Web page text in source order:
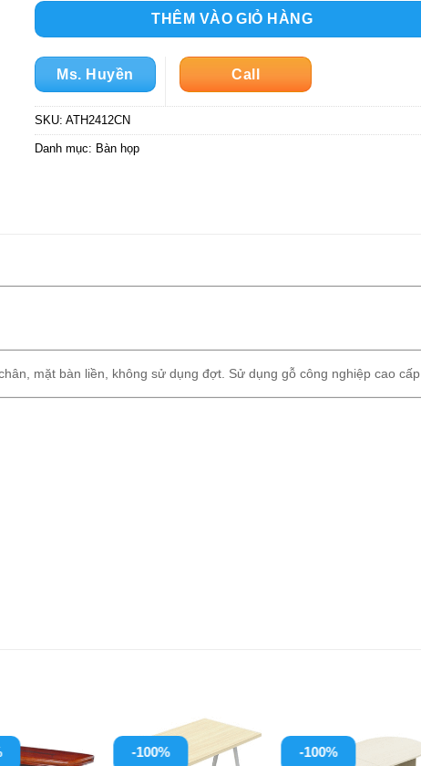
THÊM VÀO GIỎ HÀNG
Ms. Huyền Call
SKU: ATH2412CN
Danh mục: Bàn họp
mặt bàn liền, không sử dụng đợt. Sử dụng gỗ công nghiệp cao cấp
-100% -100%